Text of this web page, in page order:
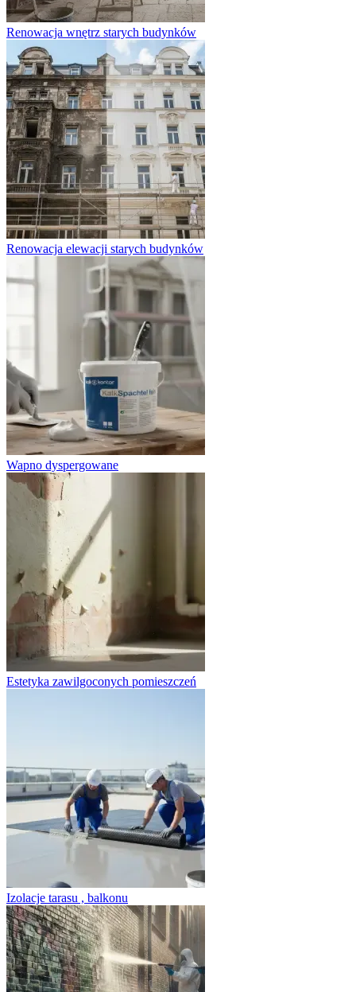
Renowacja wnętrz starych budynków
Renowacja elewacji starych budynków
Wapno dyspergowane
Estetyka zawilgoconych pomieszczeń
Izolacje tarasu , balkonu